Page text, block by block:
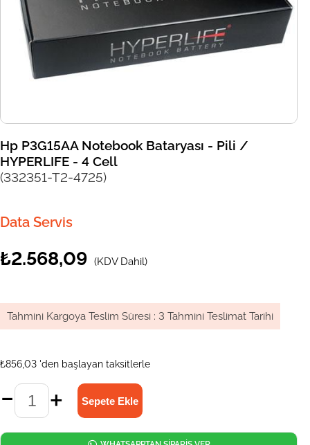
Hp P3G15AA Notebook Bataryası - Pili /
HYPERLIFE - 4 Cell
(332351-T2-4725)
Data Servis
₺2.568,09 (KDV Dahil)
Tahmini Kargoya Teslim Süresi : 3 Tahmini Teslimat Tarihi
₺856,03 'den başlayan taksitlerle